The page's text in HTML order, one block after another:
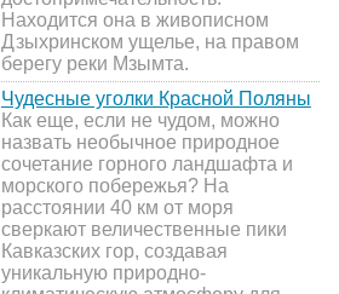
Находится она в живописном
Дзыхринском ущелье, на правом
берегу реки Мзымта.
Чудесные уголки Красной Поляны
Как еще, если не чудом, можно
назвать необычное природное
сочетание горного ландшафта и
морского побережья? На
расстоянии 40 км от моря
сверкают величественные пики
Кавказских гор, создавая
уникальную природно-